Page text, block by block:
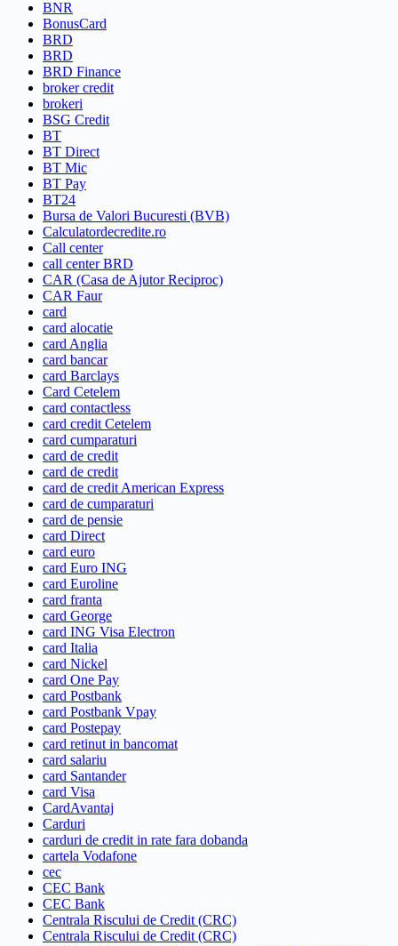
BNR
BonusCard
BRD
BRD
BRD Finance
broker credit
brokeri
BSG Credit
BT
BT Direct
BT Mic
BT Pay
BT24
Bursa de Valori Bucuresti (BVB)
Calculatordecredite.ro
Call center
call center BRD
CAR (Casa de Ajutor Reciproc)
CAR Faur
card
card alocatie
card Anglia
card bancar
card Barclays
Card Cetelem
card contactless
card credit Cetelem
card cumparaturi
card de credit
card de credit
card de credit American Express
card de cumparaturi
card de pensie
card Direct
card euro
card Euro ING
card Euroline
card franta
card George
card ING Visa Electron
card Italia
card Nickel
card One Pay
card Postbank
card Postbank Vpay
card Postepay
card retinut in bancomat
card salariu
card Santander
card Visa
CardAvantaj
Carduri
carduri de credit in rate fara dobanda
cartela Vodafone
cec
CEC Bank
CEC Bank
Centrala Riscului de Credit (CRC)
Centrala Riscului de Credit (CRC)